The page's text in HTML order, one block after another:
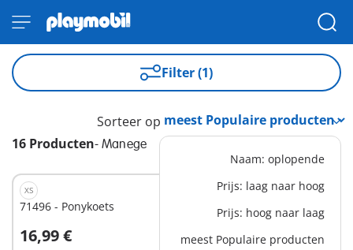
Filter (1)
16 Producten- Manege
Sorteer op
Naam: oplopende
Prijs: laag naar hoog
Prijs: hoog naar laag
meest Populaire producten
XS
71496 - Ponykoets
16,99 €
In winkelwagen
71355 - Zoe en Blaze
speelset
26,99 €
In winkelwagen